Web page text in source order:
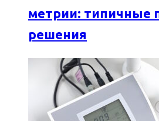
метрии: типичные
решения